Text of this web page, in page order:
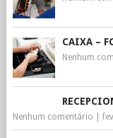
CAIXA –
Nenhum
Nenhum comentário